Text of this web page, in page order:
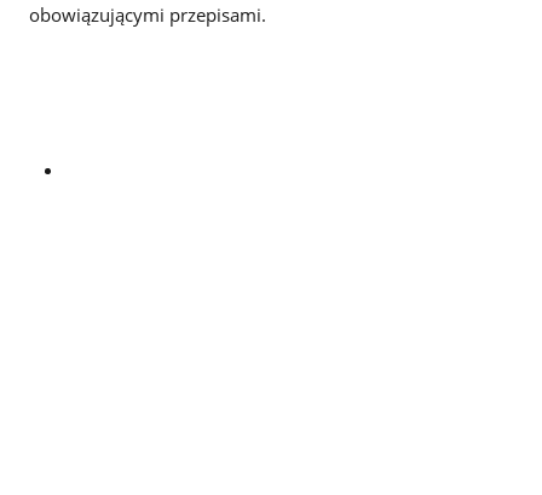
obowiązującymi przepisami.